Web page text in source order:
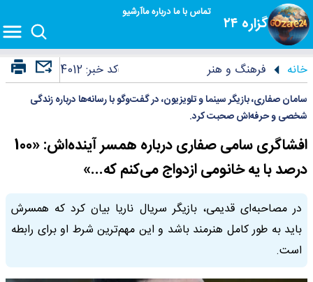
گزاره ۲۴
تماس با مادرباره ماآرشیو
خانه فرهنگ و هنر کد خبر:4012
سامان صفاری، بازیگر سینما و تلویزیون، در گفت‌وگو با رسانه‌ها درباره زندگی
شخصی و حرفه‌اش صحبت کرد.
افشاگری سامی صفاری درباره همسر آینده‌اش: «100
درصد با یه خانومی ازدواج می‌کنم که...»
در مصاحبه‌ای قدیمی، بازیگر سریال ناریا بیان کرد که همسرش
باید به طور کامل هنرمند باشد و این مهم‌ترین شرط او برای رابطه
است.